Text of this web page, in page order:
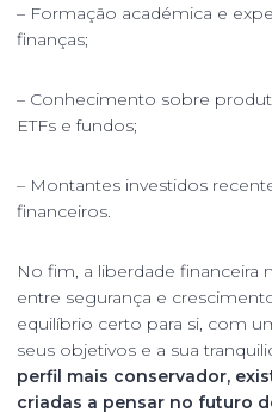
– Formação académica e
finanças;
– Conhecimento sobre
ETFs e fundos;
– Montantes investidos
financeiros.
No fim, a liberdade financeira
entre segurança e
equilíbrio certo para si, com
seus objetivos e a sua
perfil mais conservador,
criadas a pensar no futuro